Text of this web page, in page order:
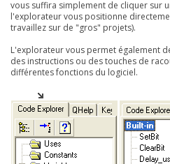
vous suffira simplement de cliquer sur
l'explorateur vous positionne
travaillez sur de "gros" projets).
L'explorateur vous permet également
des instructions ou des touches de
différentes fonctions du logiciel.